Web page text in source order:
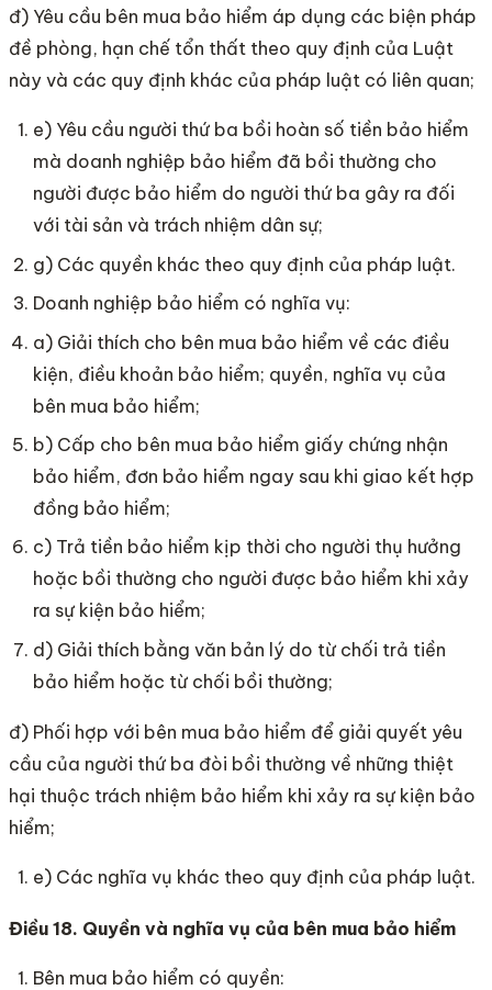
đ) Yêu cầu bên mua bảo hiểm áp dụng các biện pháp
đề phòng, hạn chế tổn thất theo quy định của Luật
này và các quy định khác của pháp luật có liên quan;
e) Yêu cầu người thứ ba bồi hoàn số tiền bảo hiểm
mà doanh nghiệp bảo hiểm đã bồi thường cho
người được bảo hiểm do người thứ ba gây ra đối
với tài sản và trách nhiệm dân sự;
g) Các quyền khác theo quy định của pháp luật.
Doanh nghiệp bảo hiểm có nghĩa vụ:
a) Giải thích cho bên mua bảo hiểm về các điều
kiện, điều khoản bảo hiểm; quyền, nghĩa vụ của
bên mua bảo hiểm;
b) Cấp cho bên mua bảo hiểm giấy chứng nhận
bảo hiểm, đơn bảo hiểm ngay sau khi giao kết hợp
đồng bảo hiểm;
c) Trả tiền bảo hiểm kịp thời cho người thụ hưởng
hoặc bồi thường cho người được bảo hiểm khi xảy
ra sự kiện bảo hiểm;
d) Giải thích bằng văn bản lý do từ chối trả tiền
bảo hiểm hoặc từ chối bồi thường;
đ) Phối hợp với bên mua bảo hiểm để giải quyết yêu
cầu của người thứ ba đòi bồi thường về những thiệt
hại thuộc trách nhiệm bảo hiểm khi xảy ra sự kiện bảo
hiểm;
e) Các nghĩa vụ khác theo quy định của pháp luật.
Điều 18. Quyền và nghĩa vụ của bên mua bảo hiểm
Bên mua bảo hiểm có quyền: